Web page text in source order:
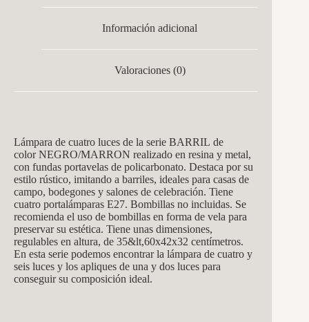
Información adicional
Valoraciones (0)
Lámpara de cuatro luces de la serie BARRIL de
color NEGRO/MARRON realizado en resina y metal,
con fundas portavelas de policarbonato. Destaca por su
estilo rústico, imitando a barriles, ideales para casas de
campo, bodegones y salones de celebración. Tiene
cuatro portalámparas E27. Bombillas no incluidas. Se
recomienda el uso de bombillas en forma de vela para
preservar su estética. Tiene unas dimensiones,
regulables en altura, de 35&lt,60x42x32 centímetros.
En esta serie podemos encontrar la lámpara de cuatro y
seis luces y los apliques de una y dos luces para
conseguir su composición ideal.